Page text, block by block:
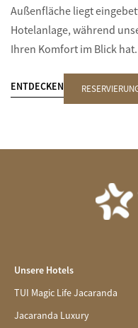
Außenfläche liegt
Hotelanlage, während
Ihren Komfort im Blick hat.
ENTDECKEN
Unsere Hotels
TUI Magic Life Jacaranda
Jacaranda Luxury